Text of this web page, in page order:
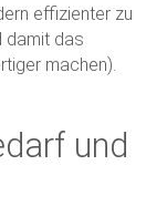
effizienter zu
damit das
machen).
und